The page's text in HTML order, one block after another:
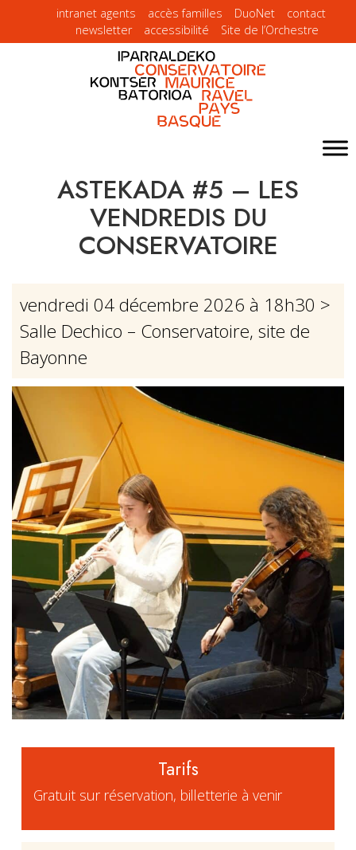
intranet agents accès familles DuoNet
contact
newsletter
accessibilité Site de l’Orchestre
ASTEKADA #5 – LES
VENDREDIS DU
CONSERVATOIRE
vendredi 04 décembre 2026 à 18h30 >
Salle Dechico – Conservatoire, site de
Bayonne
Tarifs
Gratuit sur réservation, billetterie à venir